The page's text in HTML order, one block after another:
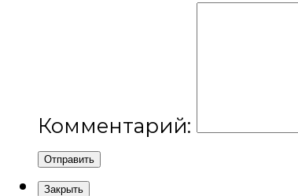
Комментарий:
Отправить
Закрыть